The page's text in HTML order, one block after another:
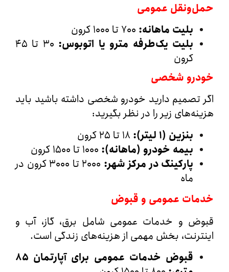
عمومی
بلیت ماهانه :۷۰۰ تا ۱۰۰۰ کرون
بلیت یک‌طرفه مترو یا اتوبوس:
۳۰ تا ۴۵
شخصی
تصمیم دارید خودرو شخصی داشته باشید باید
زیر را در نظر بگیرید:
بنزین (۱ لیتر
):۱۸ تا ۲۵ کرون
بیمه خودرو (ماهانه):۱۰۰۰ تا ۱۵۰۰ کرون
پارکینگ در مرکز شهر:
۲۰۰۰ تا ۳۰۰۰ کرون در
عمومی و قبوض
و خدمات عمومی شامل برق، گاز، آب و
بخش مهمی از هزینه‌های زندگی است.
قبوض خدمات عمومی برای آپارتمان ۸۵